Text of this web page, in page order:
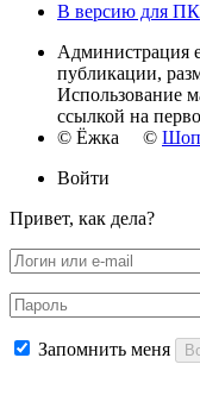
В версию для ПК
Администрация
публикации,
Использование
ссылкой на
© Ёжка ©
Войти
Привет, как дела?
Запомнить меня